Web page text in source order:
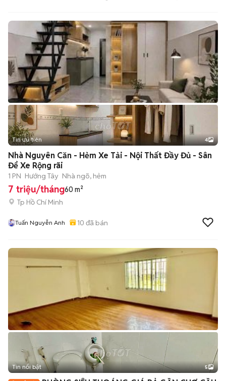
Tin ưu tiên 4
Nhà Nguyên Căn - Hẻm Xe Tải - Nội Thất Đầy Đủ - Sân
Để Xe Rộng rãi
1 PN Hướng Tây Nhà ngõ, hẻm
7 triệu/tháng60 m²
Tp Hồ Chí Minh
Tuấn Nguyễn Anh 10 đã bán
Tin nổi bật 5